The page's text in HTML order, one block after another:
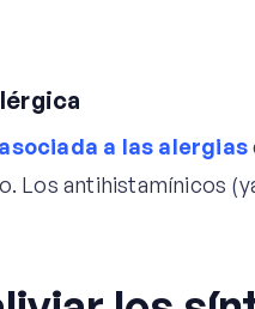
a las alergias
Los antihistamínicos